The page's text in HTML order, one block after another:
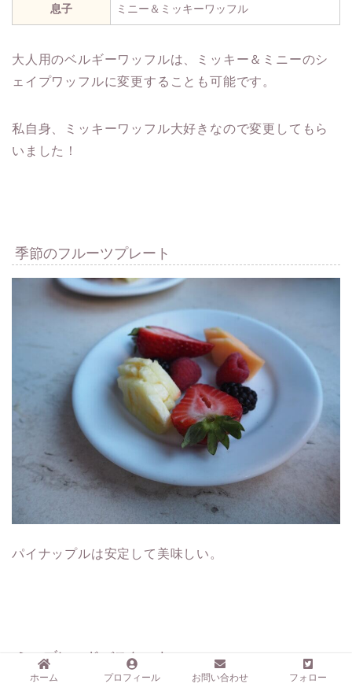
息子 ミニー＆ミッキーワッフル
大人用のベルギーワッフルは、ミッキー＆ミニーのシ
ェイプワッフルに変更することも可能です。
私自身、ミッキーワッフル大好きなので変更してもら
いました！
季節のフルーツプレート
パイナップルは安定して美味しい。
ミニブレッドバスケット
ホーム プロフィール お問い合わせ フォロー